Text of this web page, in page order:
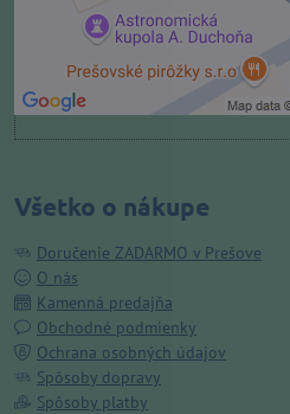
Povoliť a zapamätať -
druhom cookie: Funkčné
Otvoriť obsah v novom
Všetko o nákupe
Doručenie ZADARMO v Prešove
O nás
Kamenná predajňa
Obchodné podmienky
Ochrana osobných údajov
Spôsoby dopravy
Spôsoby platby